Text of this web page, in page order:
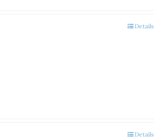
Details
Details